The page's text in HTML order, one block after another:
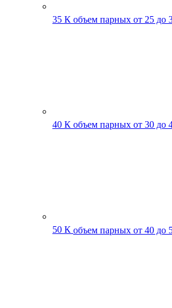
35 К объем парных от 25 до
40 К объем парных от 30 до
50 К объем парных от 40 до